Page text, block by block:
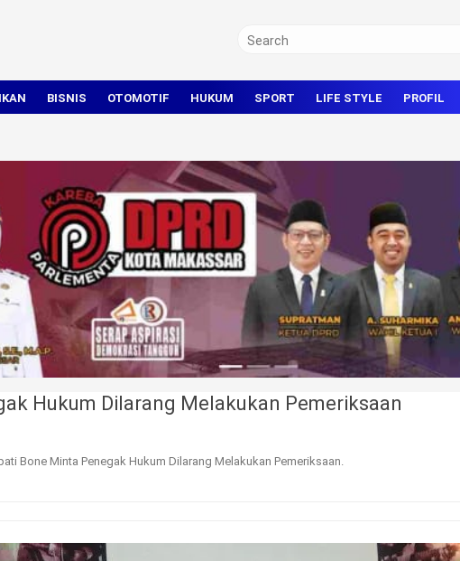
BISNIS OTOMOTIF HUKUM SPORT LIFE STYLE PROFIL
Hukum Dilarang Melakukan Pemeriksaan
Bone Minta Penegak Hukum Dilarang Melakukan Pemeriksaan